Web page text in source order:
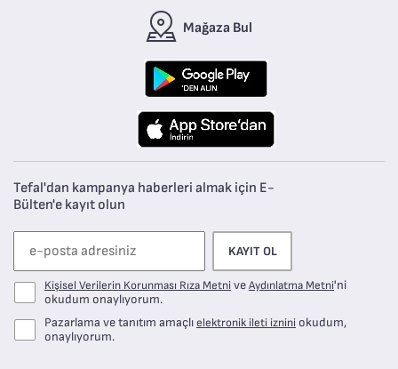
Mağaza Bul
Tefal'dan kampanya haberleri almak için E-
Bülten'e kayıt olun
KAYIT OL
Kişisel Verilerin Korunması Rıza MetniveAydınlatma Metni'ni
okudum onaylıyorum.
Pazarlama ve tanıtım amaçlıelektronik ileti iznini okudum,
onaylıyorum.